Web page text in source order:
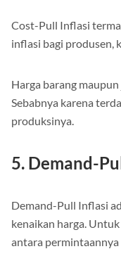
Cost-Pull Inflasi
inflasi bagi produsen,
Harga barang
Sebabnya karena
produksinya.
5. Demand-
Demand-Pull Inflasi
kenaikan harga.
antara